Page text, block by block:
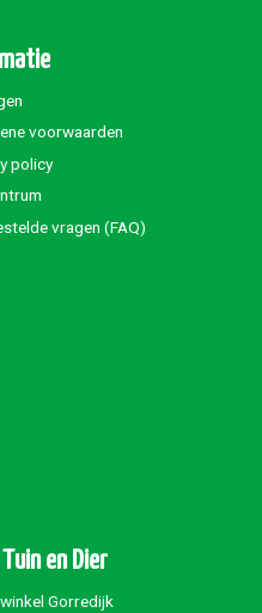
voorwaarden
policy
vragen (FAQ)
Tuin en Dier
Gorredijk